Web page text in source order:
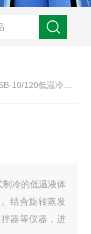
10/120低温冷却液循环泵
冷的低温液体
结合旋转蒸发
器等仪器，进